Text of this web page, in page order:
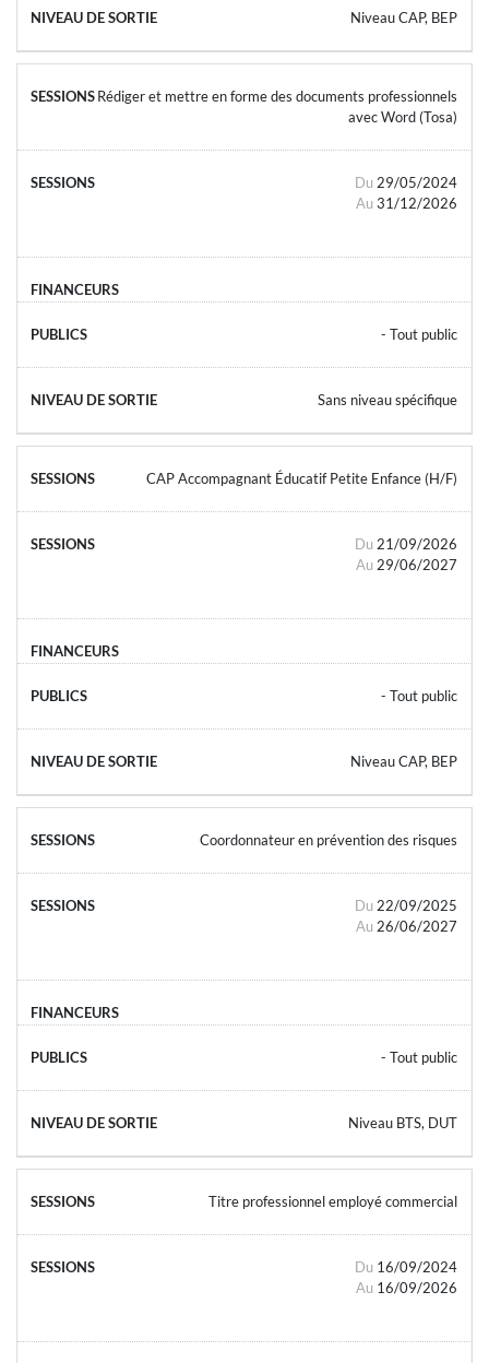
Niveau CAP, BEP
Rédiger et mettre en forme des documents professionnels
avec Word (Tosa)
Du 29/05/2024
Au 31/12/2026
- Tout public
Sans niveau spécifique
CAP Accompagnant Éducatif Petite Enfance (H/F)
Du 21/09/2026
Au 29/06/2027
- Tout public
Niveau CAP, BEP
Coordonnateur en prévention des risques
Du 22/09/2025
Au 26/06/2027
- Tout public
Niveau BTS, DUT
Titre professionnel employé commercial
Du 16/09/2024
Au 16/09/2026